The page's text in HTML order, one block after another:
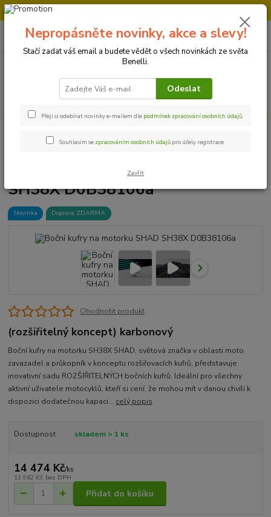
+420 728 500 481
Po-Pá 8:00 - 17:00
0
za0 Kč
D0B38106a
Boční kufry na motorku SHAD
SH38X D0B38106a
Novinka Doprava ZDARMA
Ohodnotit produkt
(rozšiřitelný koncept) karbonový
Boční kufry na motorku SH38X SHAD, světová značka v oblasti moto
zavazadel a průkopník v konceptu rozšiřovacích kufrů, představuje
inovativní sadu ROZŠÍŘITELNÝCH bočních kufrů. Ideální pro všechny
aktivní uživatele motocyklů, kteří si cení, že mohou mít v danou chvíli k
dispozici dodatečnou kapaci... celý popis
Dostupnost skladem > 1 ks
14 474 Kč/ks
11 962 Kč bez DPH
Přidat do košíku
Nepropásněte novinky, akce a slevy!
Stačí zadat váš email a budete vědět o všech novinkách ze světa
Benelli.
Odeslat
Přeji si odebírat novinky e-mailem dle podmínek zpracování osobních údajů.
Souhlasím se zpracováním osobních údajů pro účely registrace.
Zavřít